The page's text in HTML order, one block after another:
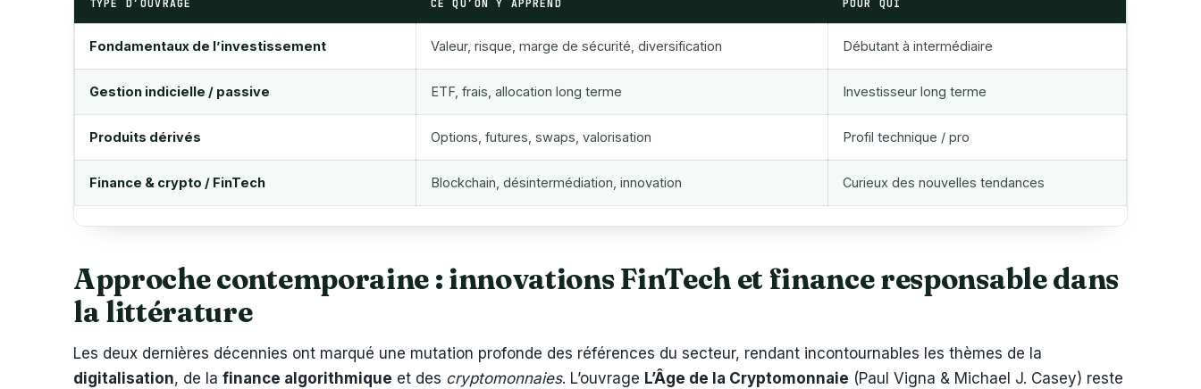
TYPE D’OUVRAGE CE QU’ON Y APPREND POUR QUI
Fondamentaux de l’investissement Valeur, risque, marge de sécurité, diversification Débutant à intermédiaire
Gestion indicielle / passive ETF, frais, allocation long terme Investisseur long terme
Produits dérivés Options, futures, swaps, valorisation Profil technique / pro
Finance & crypto / FinTech Blockchain, désintermédiation, innovation Curieux des nouvelles tendances
Approche contemporaine : innovations FinTech et finance responsable dans
la littérature
Les deux dernières décennies ont marqué une mutation profonde des références du secteur, rendant incontournables les thèmes de la
digitalisation, de la finance algorithmique et des cryptomonnaies. L’ouvrage L’Âge de la Cryptomonnaie (Paul Vigna & Michael J. Casey) reste